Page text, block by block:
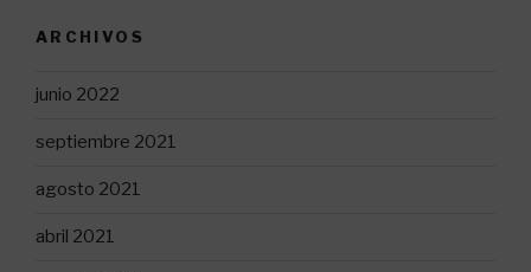
ARCHIVOS
junio 2022
septiembre 2021
agosto 2021
abril 2021